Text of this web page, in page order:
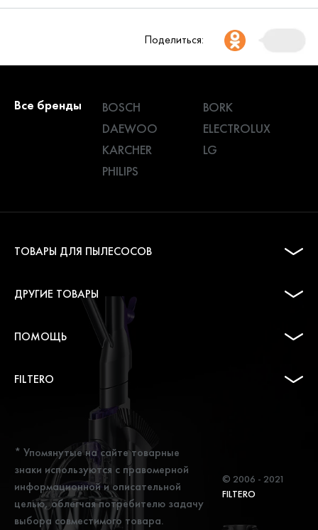
Поделиться:
Все бренды BOSCH
BORK
DAEWOO
ELECTROLUX
KARCHER
LG
PHILIPS
ТОВАРЫ ДЛЯ ПЫЛЕСОСОВ
ДРУГИЕ ТОВАРЫ
ПОМОЩЬ
FILTERO
* Упомянутые на сайте товарные
знаки используются с правомерной
информационной и описательной
целью, облегчая потребителю задачу
выбора совместимого товара.
© 2006 - 2021
FILTERO